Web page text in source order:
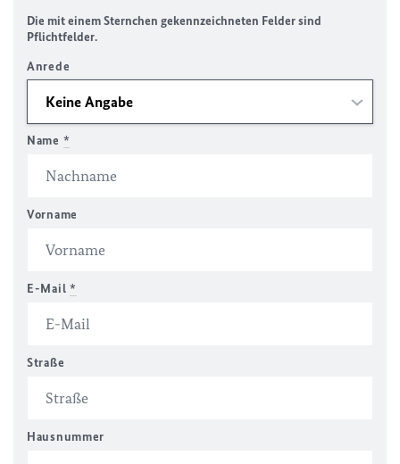
Die mit einem Sternchen gekennzeichneten Felder sind
Pflichtfelder.
Anrede
Name *
Vorname
E-Mail *
Straße
Hausnummer